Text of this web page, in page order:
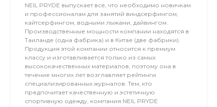
фото каждого момента твоего успеха. Полный
релакс: Профессиональный массаж для тех, кто
привык выжимать максимум из каждой минуты.
Лови волну вместе с нами!
NEIL PRYDE выпускает все, что необходимо новичкам
и профессионалам для занятий виндсерфингом,
кайтсерфингом, водными лыжами, дайвингом.
Производственные мощности компании находятся в
Таиланде (одна фабрика) и в Китае (две фабрики).
Продукция этой компании относится к премиум
классу и изготавливается только из самых
высококачественных материалов, поэтому она в
течение многих лет возглавляет рейтинги
специализированных журналов. Тем, кто
предпочитает качественную и эстетичную
спортивную одежду, компания NEIL PRYDE